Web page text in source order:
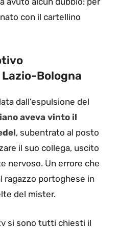
con il cartellino
Bologna
dall’espulsione del
aveva vinto il
, subentrato al posto
il suo collega, uscito
nervoso. Un errore che
ragazzo portoghese in
del mister.
si sono tutti chiesti il